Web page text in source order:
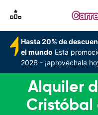
Hasta 20% de
el mundo Esta
2026 - ¡aprovéchala
Alquiler
Cristóbal